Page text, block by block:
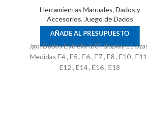
Herramientas Manuales, Dados y
Accesorios, Juego de Dados
AÑADE AL PRESUPUESTO
Jgo. Dados Estrella 3/8", display 11
Medidas E4 , E5 , E6 , E7 , E8 , E10 ,
E12 , E14 , E16 , E18